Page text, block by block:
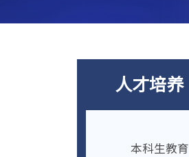
人才培养
本科生教育